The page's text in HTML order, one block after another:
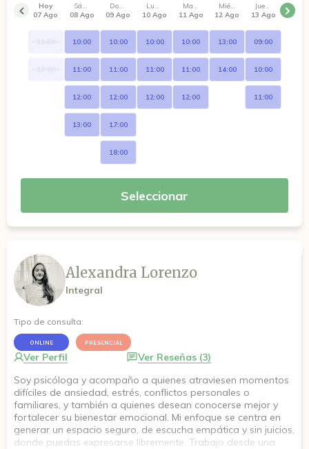
Hoy
07 Ago
Sábado
08 Ago
10:00
11:00
12:00
13:00
Domingo
09 Ago
10:00
11:00
12:00
17:00
18:00
Lunes
10 Ago
10:00
11:00
12:00
Martes
11 Ago
10:00
11:00
12:00
Miércoles
12 Ago
13:00
14:00
Jueves
13 Ago
09:00
10:00
11:00
Seleccionar
Alexandra Lorenzo
Integral
Tipo de consulta:
ONLINE PRESENCIAL
Ver Perfil
Ver Reseñas (3)
Soy psicóloga y acompaño a quienes atraviesen momentos
difíciles de ansiedad, estrés, conflictos personales o
familiares, y también a quienes desean conocerse mejor y
fortalecer su bienestar emocional. Mi enfoque se centra en
generar un espacio seguro, de escucha empática y sin juicios,
donde puedas expresarse libremente. Trabajo desde una